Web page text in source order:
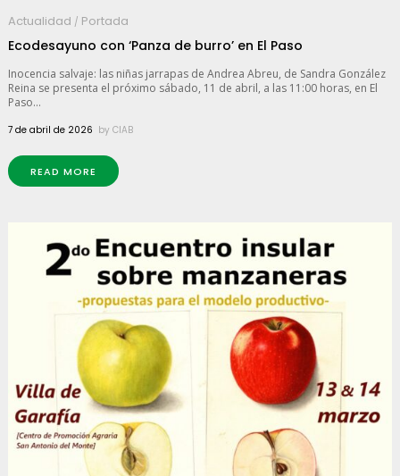
Actualidad / Portada
Ecodesayuno con ‘Panza de burro’ en El Paso
Inocencia salvaje: las niñas jarrapas de Andrea Abreu, de Sandra González
Reina se presenta el próximo sábado, 11 de abril, a las 11:00 horas, en El
Paso...
7 de abril de 2026 by CIAB
READ MORE